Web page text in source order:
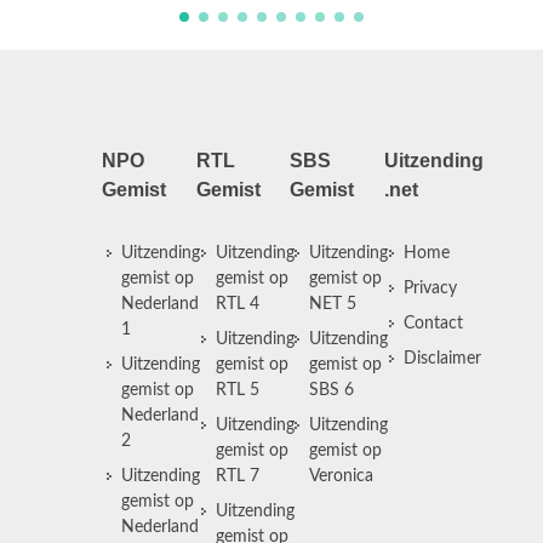
NPO
Gemist
Uitzending
gemist op
Nederland
1
Uitzending
gemist op
Nederland
2
Uitzending
gemist op
Nederland
RTL
Gemist
Uitzending
gemist op
RTL 4
Uitzending
gemist op
RTL 5
Uitzending
gemist op
RTL 7
Uitzending
gemist op
SBS
Gemist
Uitzending
gemist op
NET 5
Uitzending
gemist op
SBS 6
Uitzending
gemist op
Veronica
Uitzending
.net
Home
Privacy
Contact
Disclaimer